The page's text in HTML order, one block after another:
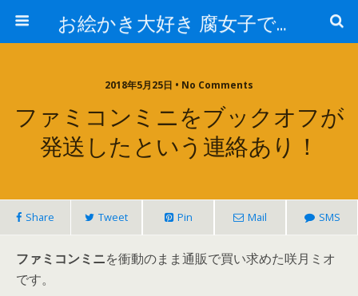
お絵かき大好き 腐女子でゲーマーのおかしな生活
2018年5月25日 • No Comments
ファミコンミニをブックオフが
発送したという連絡あり！
Share Tweet Pin Mail SMS
ファミコンミニを衝動のまま通販で買い求めた咲月ミオ
です。